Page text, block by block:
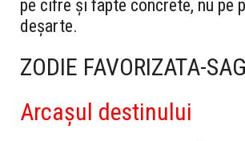
pe cifre și fapte concrete, nu pe
deșarte.
ZODIE FAVORIZATA-
Arcașul destinului